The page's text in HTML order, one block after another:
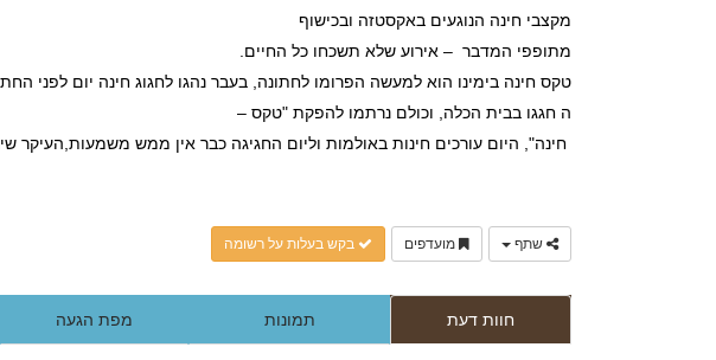
מקצבי חינה הנוגעים באקסטזה ובכישוף
מתופפי המדבר – אירוע שלא תשכחו כל החיים.
טקס חינה בימינו הוא למעשה הפרומו לחתונה, בעבר נהגו לחגוג חינה יום לפני
ה חגגו בבית הכלה, וכולם נרתמו להפקת "טקס –
חינה", היום עורכים חינות באולמות וליום החגיגה כבר אין ממש משמעות,העיקר
שתף מועדפים בקש בעלות על רשומה
חוות דעת תמונות מפת הגעה